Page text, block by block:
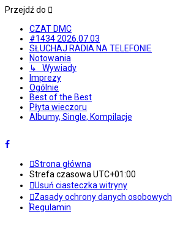
Przejdź do
CZAT DMC
#1434 2026.07.03
SŁUCHAJ RADIA NA TELEFONIE
Notowania
↳ Wywiady
Imprezy
Ogólnie
Best of the Best
Płyta wieczoru
Albumy, Single, Kompilacje
Strona główna
Strefa czasowaUTC+01:00
Usuń ciasteczka witryny
Zasady ochrony danych osobowych
Regulamin